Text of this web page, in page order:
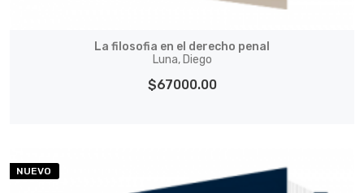
La filosofia en el derecho penal
Luna, Diego
$67000.00
NUEVO